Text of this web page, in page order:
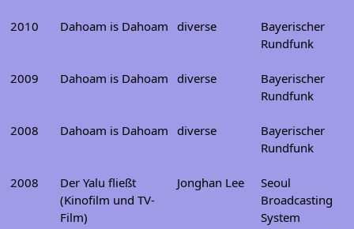
2010 Dahoam is Dahoam diverse
Bayerischer
Rundfunk
2009 Dahoam is Dahoam diverse
Bayerischer
Rundfunk
2008 Dahoam is Dahoam diverse
Bayerischer
Rundfunk
2008
Der Yalu fließt
(Kinofilm und TV-
Film)
Jonghan Lee
Seoul
Broadcasting
System